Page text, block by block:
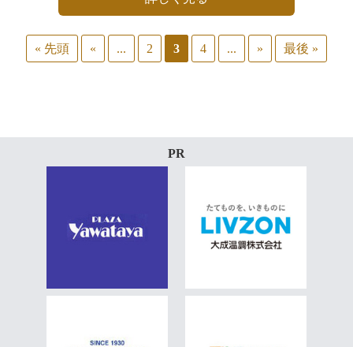
« 先頭 « ... 2 3 4 ... » 最後 »
PR